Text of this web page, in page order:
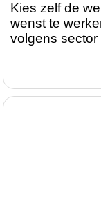
Kies zelf de
wenst te
volgens sector